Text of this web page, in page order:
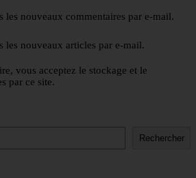
les nouveaux commentaires par e-mail.
les nouveaux articles par e-mail.
vous acceptez le stockage et le
par ce site.
Rechercher